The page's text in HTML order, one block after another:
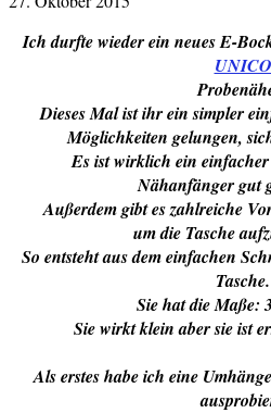
Ich durfte wieder ein neues E-
UNICO
Dieses Mal ist ihr ein simpler
Möglichkeiten gelungen,
Es ist wirklich ein
Nähanfänger gut
Außerdem gibt es zahlreiche
um die Tasche
So entsteht aus dem einfachen
Tasche.
Sie hat die Maße:
Sie wirkt klein aber sie ist
Als erstes habe ich eine